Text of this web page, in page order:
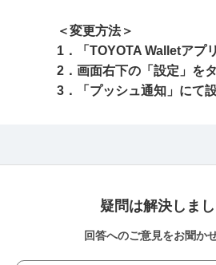
＜変更方法＞
1．「TOYOTA Walletアプ
2．画面右下の「設定」を
3．「プッシュ通知」にて
疑問は解決しま
回答へのご意見をお聞か